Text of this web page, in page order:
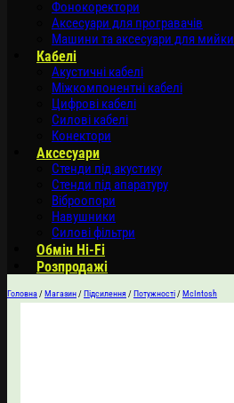
Фонокоректори
Аксесуари для програвачів
Машини та аксесуари для мийки
Кабелі
Акустичні кабелі
Міжкомпонентні кабелі
Цифрові кабелі
Силові кабелі
Конектори
Аксесуари
Стенди під акустику
Стенди під апаратуру
Віброопори
Навушники
Силові фільтри
Обмін Hi-Fi
Розпродажі
Головна /Магазин /Підсилення /Потужності /McIntosh